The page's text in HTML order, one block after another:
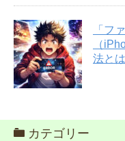
「フ
（
法と
カテゴリー